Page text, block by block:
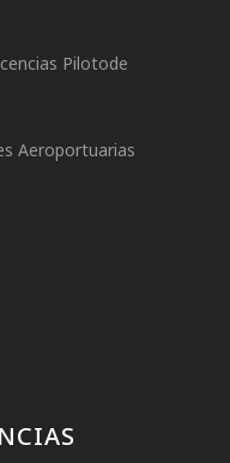
Pilotode
Aeroportuarias